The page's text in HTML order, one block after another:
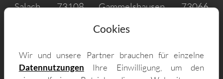
Salach, 73108 Gammelshausen, 73066
73110 Hattenhofen, 73119 Pliensbach, 73104
73037 Maitis, 73066 Diegelsberg, 73113
Ottenbach, 73529 Saurenhof, 73061
Cookies
Wir und unsere Partner brauchen für einzelne
Datennutzungen Ihre Einwilligung, um den